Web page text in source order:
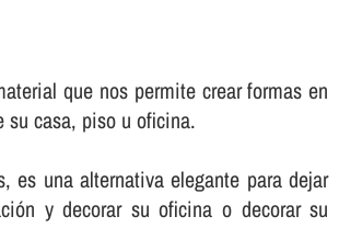
que nos permite crear formas en
su casa, piso u oficina.
es una alternativa elegante para dejar
y decorar su oficina o decorar su